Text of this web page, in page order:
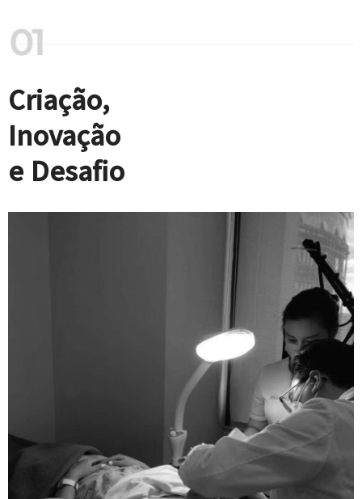
Criação,
Inovação
e Desafio